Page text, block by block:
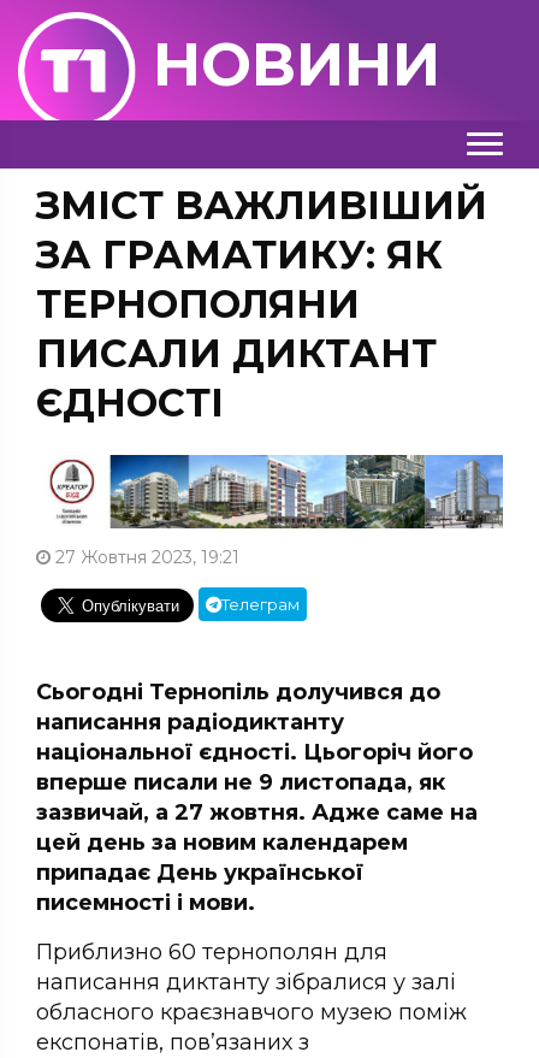
НОВИНИ
ЗМІСТ ВАЖЛИВІШИЙ
ЗА ГРАМАТИКУ: ЯК
ТЕРНОПОЛЯНИ
ПИСАЛИ ДИКТАНТ
ЄДНОСТІ
27 Жовтня 2023, 19:21
Телеграм
Сьогодні Тернопіль долучився до
написання радіодиктанту
національної єдності. Цьогоріч його
вперше писали не 9 листопада, як
зазвичай, а 27 жовтня. Адже саме на
цей день за новим календарем
припадає День української
писемності і мови.
Приблизно 60 тернополян для
написання диктанту зібралися у залі
обласного краєзнавчого музею поміж
експонатів, пов’язаних з